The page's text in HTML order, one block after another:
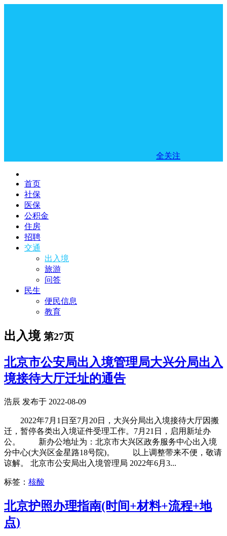
全关注
首页
社保
医保
公积金
住房
招聘
交通
出入境
旅游
问答
民生
便民信息
教育
出入境 第27页
北京市公安局出入境管理局大兴分局出入
境接待大厅迁址的通告
浩辰 发布于 2022-08-09
2022年7月1日至7月20日，大兴分局出入境接待大厅因搬
迁，暂停各类出入境证件受理工作。7月21日，启用新址办
公。 新办公地址为：北京市大兴区政务服务中心出入境
分中心(大兴区金星路18号院)。 以上调整带来不便，敬请
谅解。 北京市公安局出入境管理局 2022年6月3...
标签： 核酸
北京护照办理指南(时间+材料+流程+地
点)